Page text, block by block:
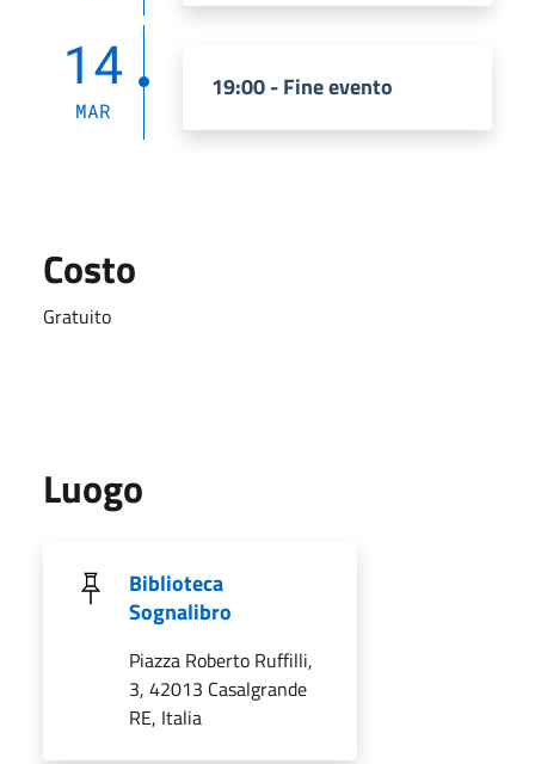
14
MAR
19:00 - Fine evento
Costo
Gratuito
Luogo
Biblioteca
Sognalibro
Piazza Roberto Ruffilli,
3, 42013 Casalgrande
RE, Italia